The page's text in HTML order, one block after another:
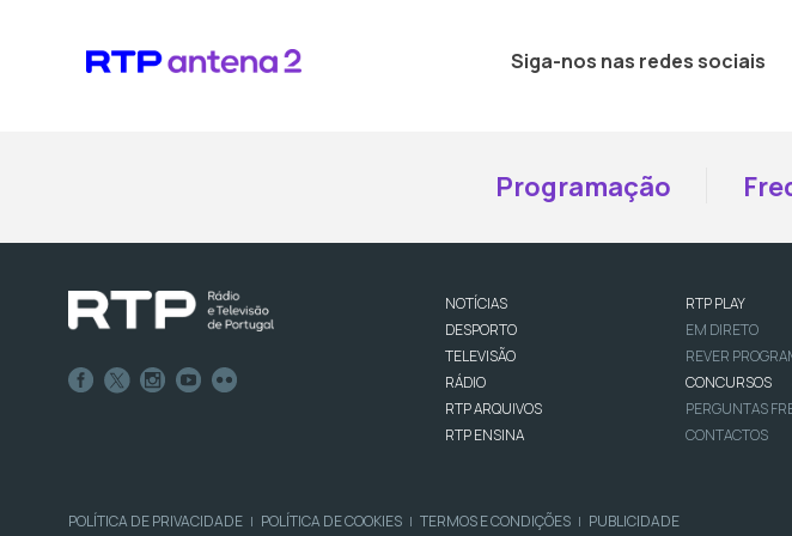
Siga-nos nas redes sociais
Programação
NOTÍCIAS
DESPORTO
TELEVISÃO
RÁDIO
RTP ARQUIVOS
RTP ENSINA
RTP PLAY
EM DIRETO
REVER
CONCURSOS
PERGUNTAS
CONTACTOS
POLÍTICA DE PRIVACIDADE | POLÍTICA DE COOKIES | TERMOS E CONDIÇÕES | PUBLICIDADE